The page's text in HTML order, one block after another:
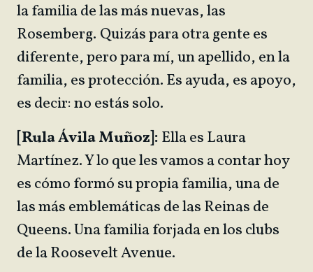
la familia de las más nuevas, las
Rosemberg. Quizás para otra gente es
diferente, pero para mí, un apellido, en la
familia, es protección. Es ayuda, es apoyo,
es decir: no estás solo.
[Rula Ávila Muñoz]:Ella es Laura
Martínez. Y lo que les vamos a contar hoy
es cómo formó su propia familia, una de
las más emblemáticas de las Reinas de
Queens. Una familia forjada en los clubs
de la Roosevelt Avenue.